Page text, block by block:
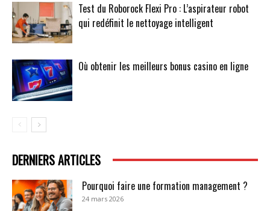
Test du Roborock Flexi Pro : L’aspirateur robot
qui redéfinit le nettoyage intelligent
Où obtenir les meilleurs bonus casino en ligne
DERNIERS ARTICLES
Pourquoi faire une formation management ?
24 mars 2026